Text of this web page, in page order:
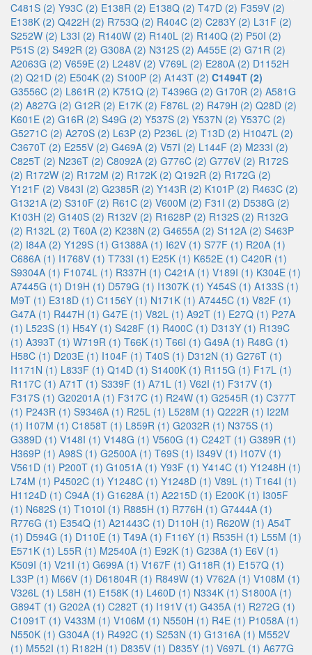
C481S (2) Y93C (2) E138R (2) E138Q (2) T47D (2) F359V (2)
E138K (2) Q422H (2) R753Q (2) R404C (2) C283Y (2) L31F (2)
S252W (2) L33I (2) R140W (2) R140L (2) R140Q (2) P50I (2)
P51S (2) S492R (2) G308A (2) N312S (2) A455E (2) G71R (2)
A2063G (2) V659E (2) L248V (2) V769L (2) E280A (2) D1152H
(2) Q21D (2) E504K (2) S100P (2) A143T (2) C1494T (2)
G3556C (2) L861R (2) K751Q (2) T4396G (2) G170R (2) A581G
(2) A827G (2) G12R (2) E17K (2) F876L (2) R479H (2) Q28D (2)
K601E (2) G16R (2) S49G (2) Y537S (2) Y537N (2) Y537C (2)
G5271C (2) A270S (2) L63P (2) P236L (2) T13D (2) H1047L (2)
C3670T (2) E255V (2) G469A (2) V57I (2) L144F (2) M233I (2)
C825T (2) N236T (2) C8092A (2) G776C (2) G776V (2) R172S
(2) R172W (2) R172M (2) R172K (2) Q192R (2) R172G (2)
Y121F (2) V843I (2) G2385R (2) Y143R (2) K101P (2) R463C (2)
G1321A (2) S310F (2) R61C (2) V600M (2) F31I (2) D538G (2)
K103H (2) G140S (2) R132V (2) R1628P (2) R132S (2) R132G
(2) R132L (2) T60A (2) K238N (2) G4655A (2) S112A (2) S463P
(2) I84A (2) Y129S (1) G1388A (1) I62V (1) S77F (1) R20A (1)
C686A (1) I1768V (1) T733I (1) E25K (1) K652E (1) C420R (1)
S9304A (1) F1074L (1) R337H (1) C421A (1) V189I (1) K304E (1)
A7445G (1) D19H (1) D579G (1) I1307K (1) Y454S (1) A133S (1)
M9T (1) E318D (1) C1156Y (1) N171K (1) A7445C (1) V82F (1)
G47A (1) R447H (1) G47E (1) V82L (1) A92T (1) E27Q (1) P27A
(1) L523S (1) H54Y (1) S428F (1) R400C (1) D313Y (1) R139C
(1) A393T (1) W719R (1) T66K (1) T66I (1) G49A (1) R48G (1)
H58C (1) D203E (1) I104F (1) T40S (1) D312N (1) G276T (1)
I1171N (1) L833F (1) Q14D (1) S1400K (1) R115G (1) F17L (1)
R117C (1) A71T (1) S339F (1) A71L (1) V62I (1) F317V (1)
F317S (1) G20201A (1) F317C (1) R24W (1) G2545R (1) C377T
(1) P243R (1) S9346A (1) R25L (1) L528M (1) Q222R (1) I22M
(1) I107M (1) C1858T (1) L859R (1) G2032R (1) N375S (1)
G389D (1) V148I (1) V148G (1) V560G (1) C242T (1) G389R (1)
H369P (1) A98S (1) G2500A (1) T69S (1) I349V (1) I107V (1)
V561D (1) P200T (1) G1051A (1) Y93F (1) Y414C (1) Y1248H (1)
L74M (1) P4502C (1) Y1248C (1) Y1248D (1) V89L (1) T164I (1)
H1124D (1) C94A (1) G1628A (1) A2215D (1) E200K (1) I305F
(1) N682S (1) T1010I (1) R885H (1) R776H (1) G7444A (1)
R776G (1) E354Q (1) A21443C (1) D110H (1) R620W (1) A54T
(1) D594G (1) D110E (1) T49A (1) F116Y (1) R535H (1) L55M (1)
E571K (1) L55R (1) M2540A (1) E92K (1) G238A (1) E6V (1)
K509I (1) V21I (1) G699A (1) V167F (1) G118R (1) E157Q (1)
L33P (1) M66V (1) D61804R (1) R849W (1) V762A (1) V108M (1)
V326L (1) L58H (1) E158K (1) L460D (1) N334K (1) S1800A (1)
G894T (1) G202A (1) C282T (1) I191V (1) G435A (1) R272G (1)
C1091T (1) V433M (1) V106M (1) N550H (1) R4E (1) P1058A (1)
N550K (1) G304A (1) R492C (1) S253N (1) G1316A (1) M552V
(1) M552I (1) R182H (1) D835V (1) D835Y (1) V697L (1) A677G